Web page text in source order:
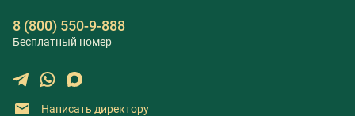
8 (800) 550-9-888
Бесплатный номер
Написать директору